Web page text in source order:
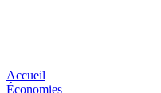
Accueil
Économies